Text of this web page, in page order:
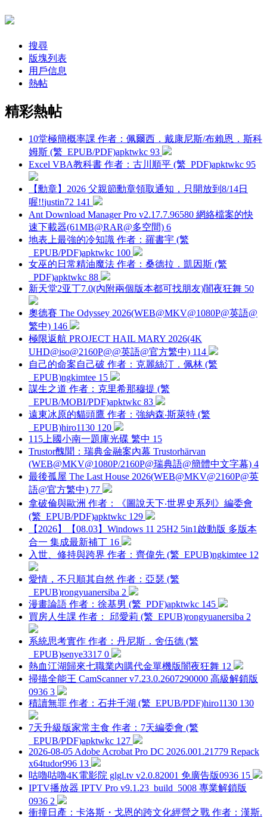
搜尋
版塊列表
用戶信息
熱帖
精彩熱帖
10堂極簡概率課 作者：佩爾西．戴康尼斯/布賴恩．斯科
姆斯 (繁_EPUB/PDF)apktwkc 93
Excel VBA教科書 作者：古川順平 (繁_PDF)apktwkc 95
【勳章】2026 父親節勳章領取通知，只開放到8/14日
喔!!justin72 141
Ant Download Manager Pro v2.17.7.96580 網絡檔案的快
速下載器(61MB@RAR@多空間) 6
地表上最強的冷知識 作者：羅書宇 (繁
_EPUB/PDF)apktwkc 100
女巫的日常精油魔法 作者：桑德拉．凱因斯 (繁
_PDF)apktwkc 88
新天堂2亚丁7.0(內附兩個版本都可找朋友)闇夜狂舞 50
奧德賽 The Odyssey 2026(WEB@MKV@1080P@英語@
繁中) 146
極限返航 PROJECT HAIL MARY 2026(4K
UHD@iso@2160P@@英語@官方繁中) 114
自己的命案自己破 作者：克麗絲汀．佩林 (繁
_EPUB)ngkimtee 15
謀生之道 作者：克里希那穆提 (繁
_EPUB/MOBI/PDF)apktwkc 83
遠東冰原的貓頭鷹 作者：強納森‧斯萊特 (繁
_EPUB)hiro1130 120
115上國小南一題庫光碟 繁中 15
Trustor醜聞：瑞典金融案內幕 Trustorhärvan
(WEB@MKV@1080P/2160P@瑞典語@簡體中文字幕) 4
最後孤屋 The Last House 2026(WEB@MKV@2160P@英
語@官方繁中) 77
拿破倫與歐洲 作者：《圖說天下‧世界史系列》編委會
(繁_EPUB/PDF)apktwkc 129
【2026】【08.03】Windows 11 25H2 5in1啟動版 多版本
合一 集成最新補丁 16
入世、修持與跨界 作者：齊偉先 (繁_EPUB)ngkimtee 12
愛情，不只順其自然 作者：亞瑟 (繁
_EPUB)rongyuanersiba 2
漫畫論語 作者：徐基男 (繁_PDF)apktwkc 145
買房人生課 作者： 邱愛莉 (繁_EPUB)rongyuanersiba 2
系統思考實作 作者：丹尼斯．舍伍德 (繁
_EPUB)senye3317 0
熱血江湖歸來七職業內購代金單機版闇夜狂舞 12
掃描全能王 CamScanner v7.23.0.2607290000 高級解鎖版
0936 3
積讀無罪 作者：石井千湖 (繁_EPUB/PDF)hiro1130 130
7天升級版家常主食 作者：7天編委會 (繁
_EPUB/PDF)apktwkc 127
2026-08-05 Adobe Acrobat Pro DC 2026.001.21779 Repack
x64tudor996 13
咕嚕咕嚕4K電影院 glgl.tv v2.0.82001 免廣告版0936 15
IPTV播放器 IPTV Pro v9.1.23_build_5008 專業解鎖版
0936 2
衝撞日產：卡洛斯・戈恩的跨文化經營之戰 作者：漢斯.